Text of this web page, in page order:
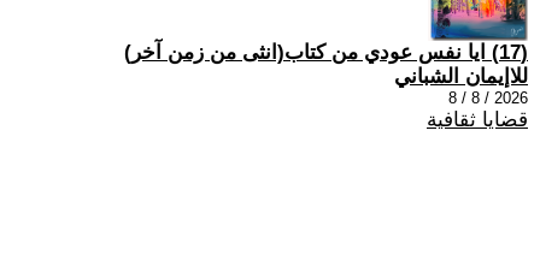
(17) ايا نفس عودي من كتاب(انثى من زمن آخر)
للاإيمان الشباني
2026 / 8 / 8
قضايا ثقافية